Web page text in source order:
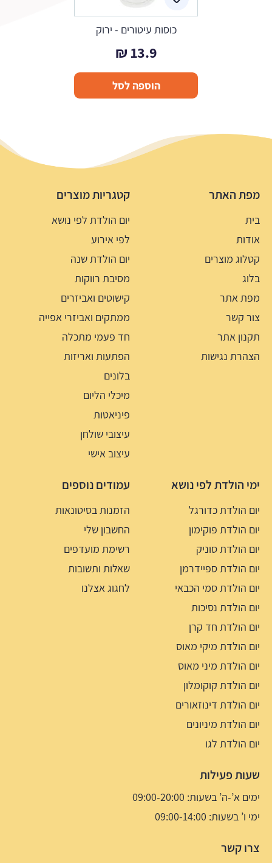
כוסות עיטורים - ירוק
13.9
₪
הוספה לסל
מפת האתר
בית
אודות
קטלוג מוצרים
בלוג
מפת אתר
צור קשר
תקנון אתר
הצהרת נגישות
קטגריות מוצרים
יום הולדת לפי נושא
לפי אירוע
יום הולדת שנה
מסיבת רווקות
קישוטים ואביזרים
ממתקים ואביזרי אפייה
חד פעמי מתכלה
הפתעות ואריזות
בלונים
מיכלי הליום
פיניאטות
עיצובי שולחן
עיצוב אישי
ימי הולדת לפי נושא
יום הולדת כדורגל
יום הולדת פוקימון
יום הולדת סוניק
יום הולדת ספיידרמן
יום הולדת סמי הכבאי
יום הולדת נסיכות
יום הולדת חד קרן
יום הולדת מיקי מאוס
יום הולדת מיני מאוס
יום הולדת קוקומלון
יום הולדת דינוזאורים
יום הולדת מיניונים
יום הולדת לגו
עמודים נוספים
הזמנות בסיטונאות
החשבון שלי
רשימת מועדפים
שאלות ותשובות
לחגוג אצלנו
שעות פעילות
ימים א’-ה’ בשעות: 09:00-20:00
ימי ו’ בשעות: 09:00-14:00
צרו קשר